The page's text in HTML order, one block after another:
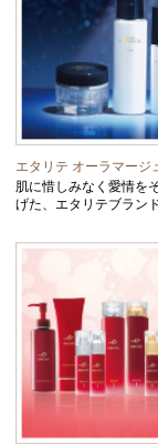
エタリテ オーラマージ
肌に惜しみなく愛情を
げた、エタリテブラン